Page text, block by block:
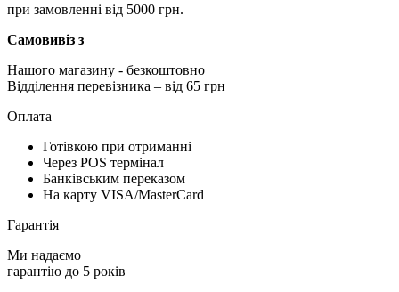
при замовленні від 5000 грн.
Самовивіз з
Нашого магазину - безкоштовно
Відділення перевізника – від 65 грн
Оплата
Готівкою при отриманні
Через POS термінал
Банківським переказом
На карту VISA/MasterCard
Гарантія
Ми надаємо
гарантію до 5 років